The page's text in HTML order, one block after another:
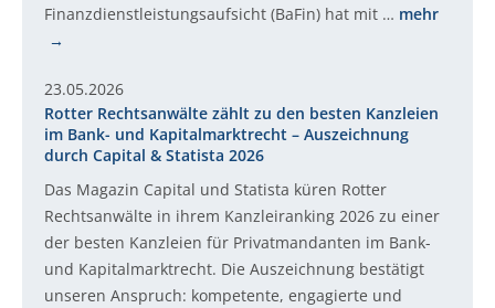
Finanzdienstleistungsaufsicht (BaFin) hat mit … mehr
23.05.2026
Rotter Rechtsanwälte zählt zu den besten Kanzleien
im Bank- und Kapitalmarktrecht – Auszeichnung
durch Capital & Statista 2026
Das Magazin Capital und Statista küren Rotter
Rechtsanwälte in ihrem Kanzleiranking 2026 zu einer
der besten Kanzleien für Privatmandanten im Bank-
und Kapitalmarktrecht. Die Auszeichnung bestätigt
unseren Anspruch: kompetente, engagierte und